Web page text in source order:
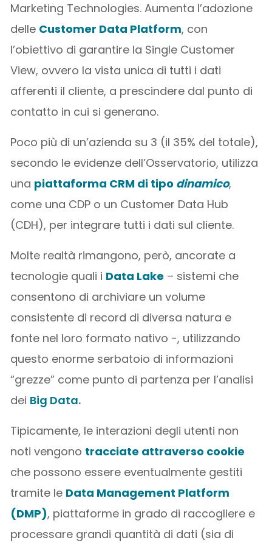
Marketing Technologies. Aumenta l’adozione
delle Customer Data Platform, con
l’obiettivo di garantire la Single Customer
View, ovvero la vista unica di tutti i dati
afferenti il cliente, a prescindere dal punto di
contatto in cui si generano.
Poco più di un’azienda su 3 (il 35% del totale),
secondo le evidenze dell’Osservatorio, utilizza
una piattaforma CRM di tipo dinamico,
come una CDP o un Customer Data Hub
(CDH), per integrare tutti i dati sul cliente.
Molte realtà rimangono, però, ancorate a
tecnologie quali i Data Lake – sistemi che
consentono di archiviare un volume
consistente di record di diversa natura e
fonte nel loro formato nativo -, utilizzando
questo enorme serbatoio di informazioni
“grezze” come punto di partenza per l’analisi
dei Big Data.
Tipicamente, le interazioni degli utenti non
noti vengono tracciate attraverso cookie
che possono essere eventualmente gestiti
tramite le Data Management Platform
(DMP), piattaforme in grado di raccogliere e
processare grandi quantità di dati (sia di